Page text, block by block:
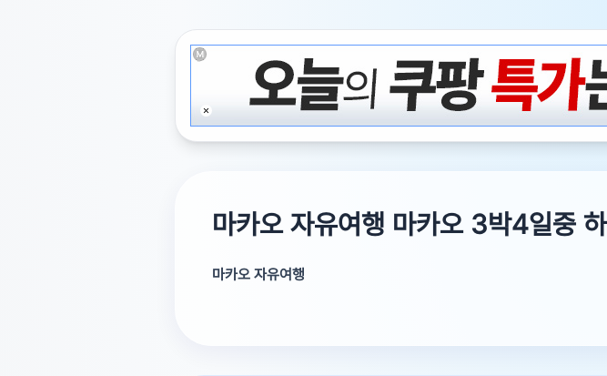
마카오 자유여행 마카오 3박4일중
마카오 자유여행
아침 조식후 다녀오려는데 어디서 버스를 탑승하죠?홍콩 당일치기